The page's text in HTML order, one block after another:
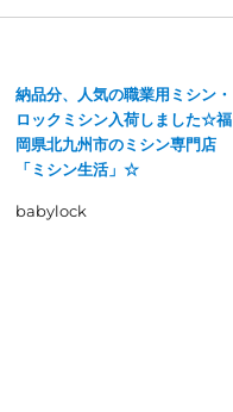
納品分、人気の職業用ミシン・
ロックミシン入荷しました☆福
岡県北九州市のミシン専門店
「ミシン生活」☆
babylock